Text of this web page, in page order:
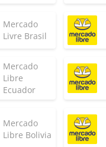
Mercado
Livre Brasil
Mercado
Libre
Ecuador
Mercado
Libre Bolivia